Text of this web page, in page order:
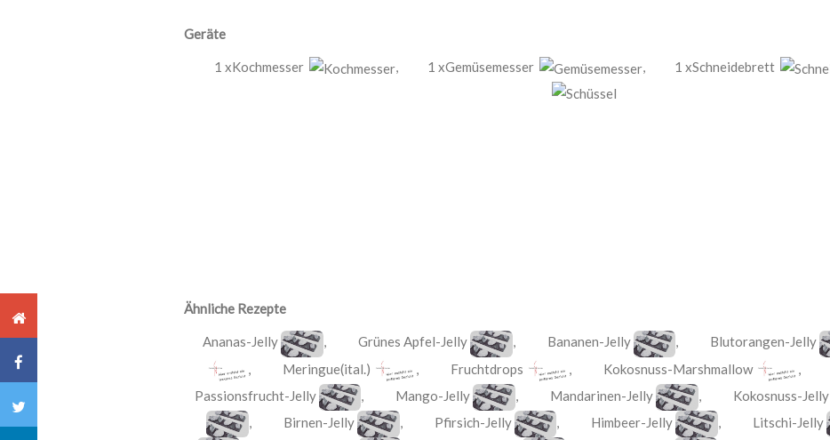
Geräte
1 xKochmesser , 1 xGemüsemesser , 1 xSchneidebrett
Ähnliche Rezepte
Ananas-Jelly , Grünes Apfel-Jelly , Bananen-Jelly , Blutorangen-Jelly
, Meringue(ital.) , Fruchtdrops , Kokosnuss-Marshmallow ,
Passionsfrucht-Jelly
, Mango-Jelly , Mandarinen-Jelly , Kokosnuss-Jelly
, Birnen-Jelly , Pfirsich-Jelly , Himbeer-Jelly , Litschi-Jelly